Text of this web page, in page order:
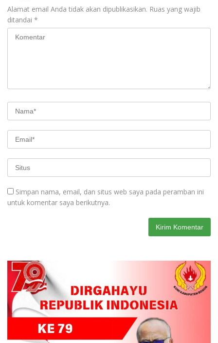
Alamat email Anda tidak akan dipublikasikan. Ruas yang wajib
ditandai *
Simpan nama, email, dan situs web saya pada peramban ini
untuk komentar saya berikutnya.